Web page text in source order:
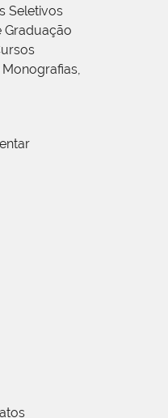
Seletivos
Graduação